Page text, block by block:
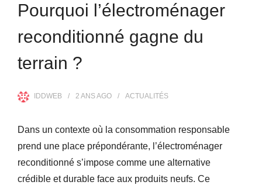
Pourquoi l’électroménager
reconditionné gagne du
terrain ?
IDDWEB 2 ANSAGO ACTUALITÉS
Dans un contexte où la consommation responsable
prend une place prépondérante, l’électroménager
reconditionné s’impose comme une alternative
crédible et durable face aux produits neufs. Ce